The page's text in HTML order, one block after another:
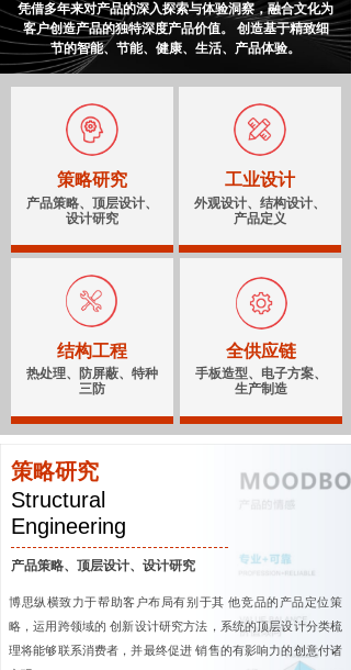
热处理、防屏蔽、特种
三防
结构工程 全供应链
手板造型、电子方案、
生产制造
工业设计
外观设计、结构设计、
产品定义
策略研究
产品策略、顶层设计、
设计研究
凭借多年来对产品的深入探索与体验洞察，融合文化为
客户创造产品的独特深度产品价值。 创造基于精致细
节的智能、节能、健康、生活、产品体验。
Structural
Engineering
策略研究
博思纵横致力于帮助客户布局有别于其 他竞品的产品定位策
略，运用跨领域的 创新设计研究方法，系统的顶层设计分类梳
理将能够联系消费者，并最终促进 销售的有影响力的创意付诸
产品策略、顶层设计、设计研究